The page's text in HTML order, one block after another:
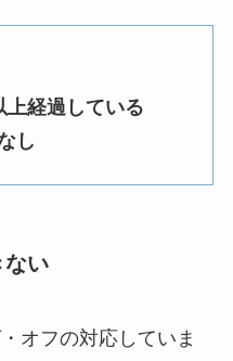
上経過している
し
ない
オフの対応していま